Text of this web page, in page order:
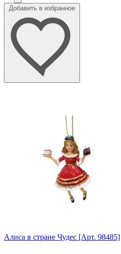
Добавить в избранное
Алиса в стране Чудес [Арт. 98485]